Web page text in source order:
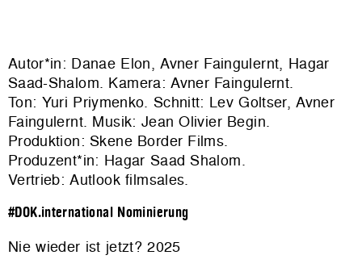
Autor*in: Danae Elon, Avner Faingulernt, Hagar
Saad-Shalom. Kamera: Avner Faingulernt.
Ton: Yuri Priymenko. Schnitt: Lev Goltser, Avner
Faingulernt. Musik: Jean Olivier Begin.
Produktion: Skene Border Films.
Produzent*in: Hagar Saad Shalom.
Vertrieb:Autlook filmsales.
#DOK.international Nominierung
Nie wieder ist jetzt? 2025